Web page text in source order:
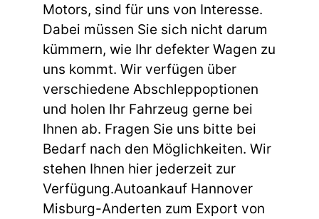
Motors, sind für uns von Interesse.
Dabei müssen Sie sich nicht darum
kümmern, wie Ihr defekter Wagen zu
uns kommt. Wir verfügen über
verschiedene Abschleppoptionen
und holen Ihr Fahrzeug gerne bei
Ihnen ab. Fragen Sie uns bitte bei
Bedarf nach den Möglichkeiten. Wir
stehen Ihnen hier jederzeit zur
Verfügung.Autoankauf Hannover
Misburg-Anderten zum Export von